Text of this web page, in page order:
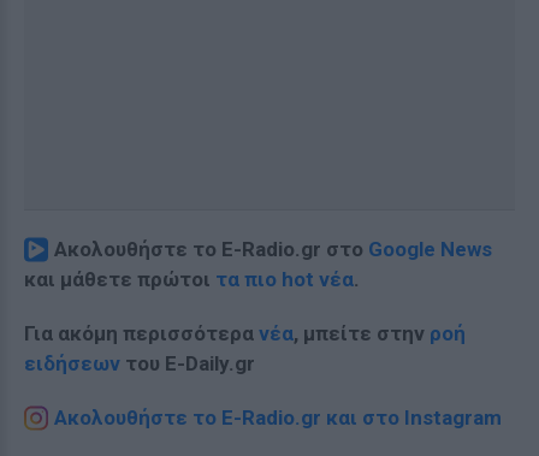
Ακολουθήστε το E-Radio.gr στο Google News
και μάθετε πρώτοι τα πιο hot νέα.
Για ακόμη περισσότερα νέα, μπείτε στην ροή
ειδήσεων του E-Daily.gr
Ακολουθήστε το E-Radio.gr και στο Instagram